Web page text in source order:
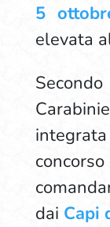
5
elevata
dai Capi